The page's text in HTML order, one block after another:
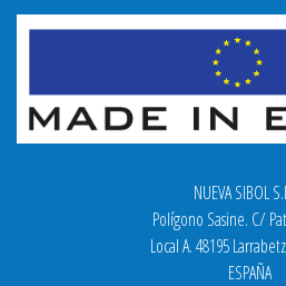
NUEVA SIBOL
Polígono Sasine. C/
Local A. 48195
ESPAÑA